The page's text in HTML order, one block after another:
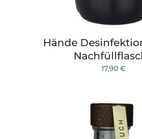
Hände
17,90 €